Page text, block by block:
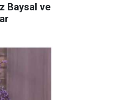
Baysal ve